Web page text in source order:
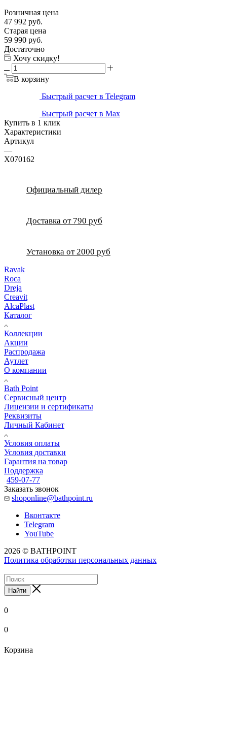
Розничная цена
47 992 руб.
Старая цена
59 990 руб.
Достаточно
Хочу скидку!
В корзину
Быстрый расчет в Telegram
Быстрый расчет в Max
Купить в 1 клик
Характеристики
Артикул
—
X070162
Официальный дилер
Доставка от 790 руб
Установка от 2000 руб
Ravak
Roca
Dreja
Creavit
AlcaPlast
Каталог
Коллекции
Акции
Распродажа
Аутлет
О компании
Bath Point
Сервисный центр
Лицензии и сертификаты
Реквизиты
Личный Кабинет
Условия оплаты
Условия доставки
Гарантия на товар
Поддержка
459-07-77
Заказать звонок
shoponline@bathpoint.ru
Вконтакте
Telegram
YouTube
2026 © BATHPOINT
Политика обработки персональных данных
Найти
0
0
Корзина